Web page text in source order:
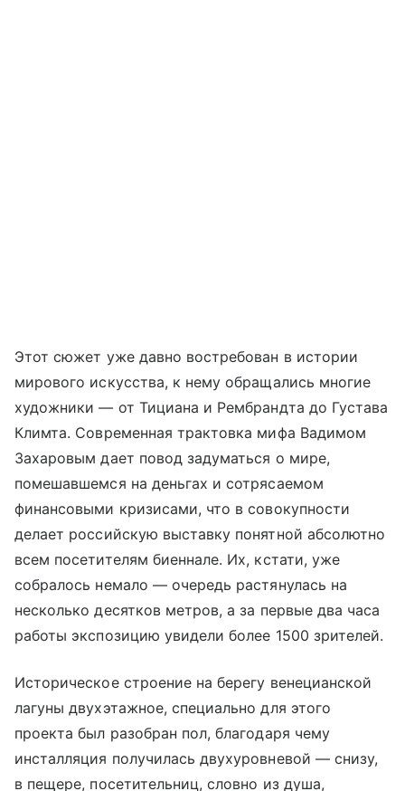
Этот сюжет уже давно востребован в истории
мирового искусства, к нему обращались многие
художники — от Тициана и Рембрандта до Густава
Климта. Современная трактовка мифа Вадимом
Захаровым дает повод задуматься о мире,
помешавшемся на деньгах и сотрясаемом
финансовыми кризисами, что в совокупности
делает российскую выставку понятной абсолютно
всем посетителям биеннале. Их, кстати, уже
собралось немало — очередь растянулась на
несколько десятков метров, а за первые два часа
работы экспозицию увидели более 1500 зрителей.
Историческое строение на берегу венецианской
лагуны двухэтажное, специально для этого
проекта был разобран пол, благодаря чему
инсталляция получилась двухуровневой — снизу,
в пещере, посетительниц, словно из душа,